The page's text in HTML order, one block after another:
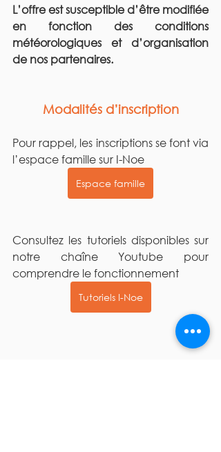
L’offre est susceptible d’être modifiée
en fonction des conditions
météorologiques et d’organisation
de nos partenaires.
Modalités d’inscription
Pour rappel, les inscriptions se font via
l’espace famille sur I-Noe
Espace famille
Consultez les tutoriels disponibles sur
notre chaîne Youtube pour
comprendre le fonctionnement
Tutoriels I-Noe